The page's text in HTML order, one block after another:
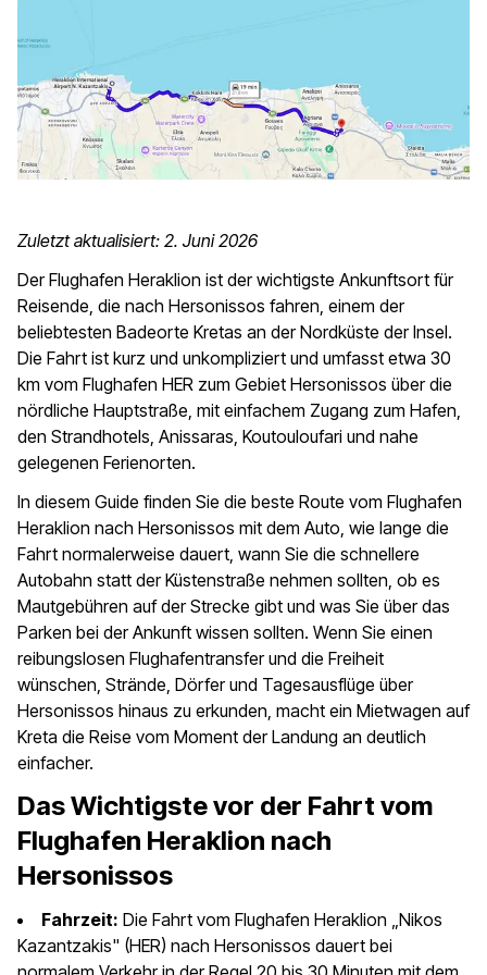
Zuletzt aktualisiert: 2. Juni 2026
Der Flughafen Heraklion ist der wichtigste Ankunftsort für
Reisende, die nach Hersonissos fahren, einem der
beliebtesten Badeorte Kretas an der Nordküste der Insel.
Die Fahrt ist kurz und unkompliziert und umfasst etwa 30
km vom Flughafen HER zum Gebiet Hersonissos über die
nördliche Hauptstraße, mit einfachem Zugang zum Hafen,
den Strandhotels, Anissaras, Koutouloufari und nahe
gelegenen Ferienorten.
In diesem Guide finden Sie die beste Route vom Flughafen
Heraklion nach Hersonissos mit dem Auto, wie lange die
Fahrt normalerweise dauert, wann Sie die schnellere
Autobahn statt der Küstenstraße nehmen sollten, ob es
Mautgebühren auf der Strecke gibt und was Sie über das
Parken bei der Ankunft wissen sollten. Wenn Sie einen
reibungslosen Flughafentransfer und die Freiheit
wünschen, Strände, Dörfer und Tagesausflüge über
Hersonissos hinaus zu erkunden, macht ein Mietwagen auf
Kreta die Reise vom Moment der Landung an deutlich
einfacher.
Das Wichtigste vor der Fahrt vom
Flughafen Heraklion nach
Hersonissos
Fahrzeit: Die Fahrt vom Flughafen Heraklion „Nikos
Kazantzakis" (HER) nach Hersonissos dauert bei